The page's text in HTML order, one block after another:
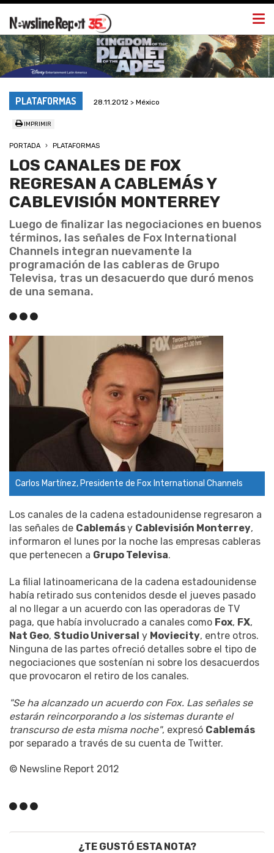
PLATAFORMAS 28.11.2012 > México
IMPRIMIR
PORTADA PLATAFORMAS
LOS CANALES DE FOX
REGRESAN A CABLEMÁS Y
CABLEVISIÓN MONTERREY
Luego de finalizar las negociaciones en buenos
términos, las señales de Fox International
Channels integran nuevamente la
programación de las cableras de Grupo
Televisa, tras un desacuerdo que duró menos
de una semana.
Carlos Martínez, Presidente de Fox International Channels
Los canales de la cadena estadounidense regresaron a
las señales de Cablemásy Cablevisión Monterrey,
informaron el lunes por la noche las empresas cableras
que pertenecen a Grupo Televisa.
La filial latinoamericana de la cadena estadounidense
había retirado sus contenidos desde el jueves pasado
al no llegar a un acuerdo con las operadoras de TV
paga, que había involucrado a canales como Fox, FX,
Nat Geo, Studio Universal y Moviecity, entre otros.
Ninguna de las partes ofreció detalles sobre el tipo de
negociaciones que sostenían ni sobre los desacuerdos
que provocaron el retiro de los canales.
"Se ha alcanzado un acuerdo con Fox. Las señales se
estarán reincorporando a los sistemas durante el
transcurso de esta misma noche", expresó Cablemás
por separado a través de su cuenta de Twitter.
© Newsline Report 2012
¿TE GUSTÓ ESTA NOTA?